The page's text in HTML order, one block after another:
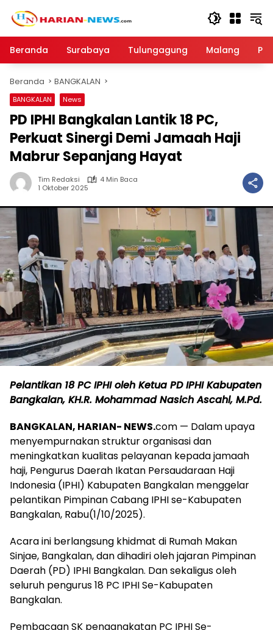
Beranda
Surabaya Tulungagung Malang
Beranda BANGKALAN
BANGKALAN News
PD IPHI Bangkalan Lantik 18 PC,
Perkuat Sinergi Demi Jamaah Haji
Mabrur Sepanjang Hayat
Tim Redaksi
4 Min Baca
1 Oktober 2025
Pelantikan 18 PC IPHI oleh Ketua PD IPHI Kabupaten
Bangkalan, KH.R. Mohammad Nasich Ascahl, M.Pd.
BANGKALAN, HARIAN- NEWS.com — Dalam upaya
menyempurnakan struktur organisasi dan
meningkatkan kualitas pelayanan kepada jamaah
haji, Pengurus Daerah Ikatan Persaudaraan Haji
Indonesia (IPHI) Kabupaten Bangkalan menggelar
pelantikan Pimpinan Cabang IPHI se-Kabupaten
Bangkalan, Rabu(1/10/2025).
Acara ini berlangsung khidmat di Rumah Makan
Sinjae, Bangkalan, dan dihadiri oleh jajaran Pimpinan
Daerah (PD) IPHI Bangkalan. Dan sekaligus oleh
seluruh pengurus 18 PC IPHI Se-Kabupaten
Bangkalan.
Pembacaan SK pengangkatan PC IPHI Se-